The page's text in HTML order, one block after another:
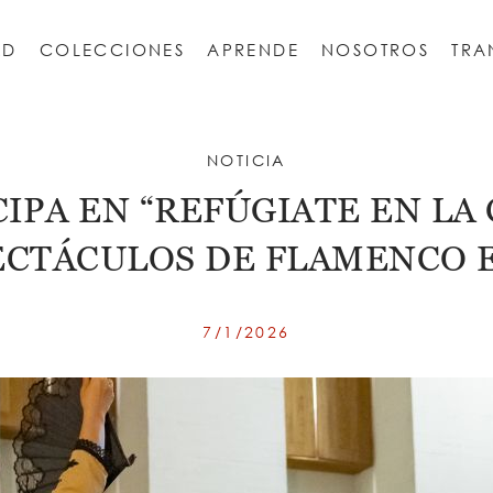
COLECCIONES APRENDE NOSOTROS
NOTICIA
EN “REFÚGIATE EN LA
DE FLAMENCO
7/1/2026